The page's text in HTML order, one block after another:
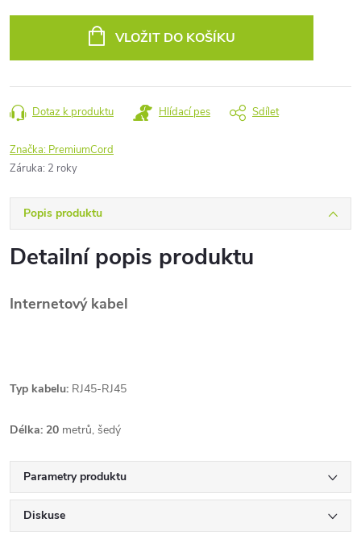
VLOŽIT DO KOŠÍKU
Dotaz k produktu Hlídací pes Sdílet
Značka: PremiumCord
Záruka: 2 roky
Popis produktu
Detailní popis produktu
Internetový kabel
Typ kabelu: RJ45-RJ45
Délka: 20 metrů, šedý
Parametry produktu
Diskuse